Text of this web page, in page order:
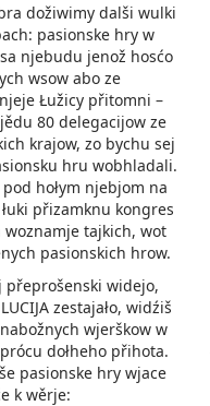
dožiwimy dalši wulki
pasionske hry w
njebudu jenož hosćo
wsow abo ze
Łužicy přitomni –
80 delegacijow ze
krajow, zo bychu sej
hru wobhladali.
hołym njebjom na
přizamknu kongres
woznamje tajkich, wot
pasionskich hrow.
přeprošenski widejo,
zestajało, widźiš
wjerškow w
dołheho přihota.
pasionske hry wjace
k wěrje: